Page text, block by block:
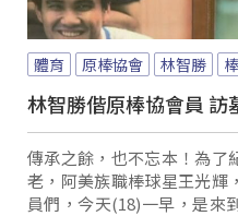
體育 原棒協會 林智勝
林智勝偕原棒協會員 訪
傳承之餘，也不忘本！為了
老，阿美族職棒球星王光輝
員們，今天(18)一早，是來